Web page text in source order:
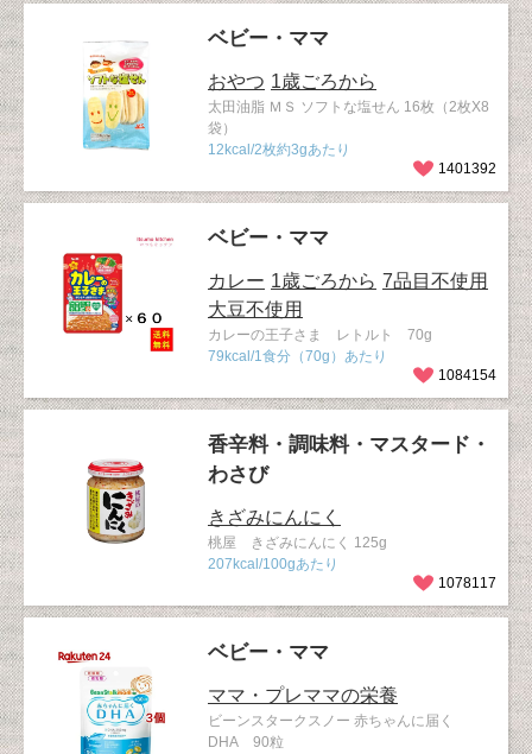
ベビー・ママ
おやつ 1歳ごろから
太田油脂 ＭＳ ソフトな塩せん 16枚（2枚X8
袋）
12kcal/2枚約3gあたり
1401392
ベビー・ママ
カレー 1歳ごろから 7品目不使用
大豆不使用
カレーの王子さま レトルト 70g
79kcal/1食分（70g）あたり
1084154
香辛料・調味料・マスタード・
わさび
きざみにんにく
桃屋 きざみにんにく 125g
207kcal/100gあたり
1078117
ベビー・ママ
ママ・プレママの栄養
ビーンスタークスノー 赤ちゃんに届く
DHA 90粒